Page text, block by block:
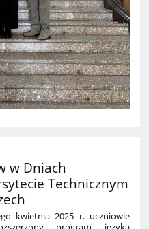
w Dniach
Technicznym
kwietnia 2025 r. uczniowie